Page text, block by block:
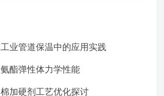
业管道保温中的应用实践
酯弹性体力学性能
加硬剂工艺优化探讨